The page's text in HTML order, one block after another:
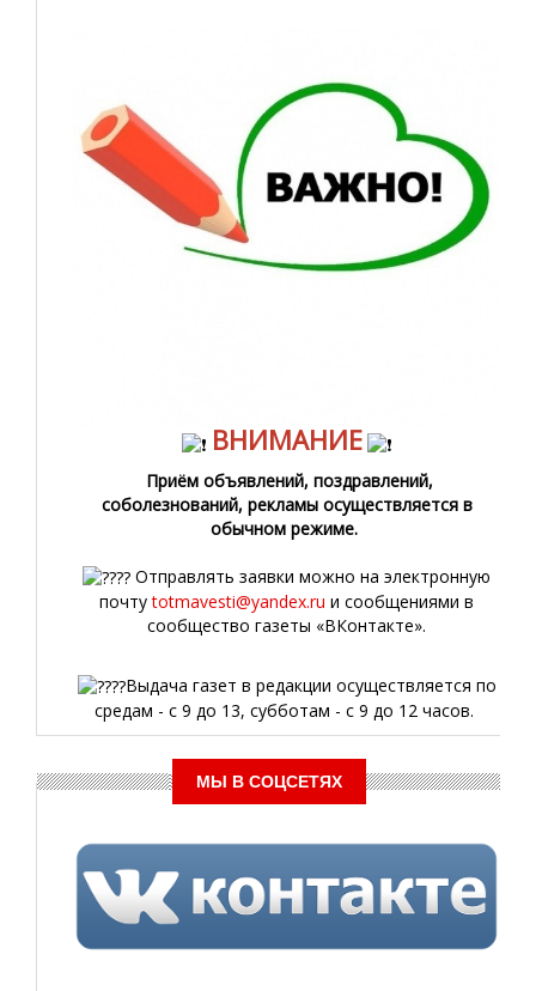
ВНИМАНИЕ
Приём объявлений, поздравлений,
соболезнований, рекламы осуществляется в
обычном режиме.
Отправлять заявки можно на электронную
почтуtotmavesti@yandex.ru и сообщениями в
сообщество газеты «ВКонтакте».
Выдача газет в редакции осуществляется по
средам - с 9 до 13, субботам - с 9 до 12 часов.
МЫ В СОЦСЕТЯХ